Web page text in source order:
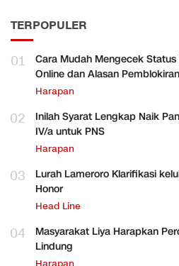
TERPOPULER
01
Cara Mudah Mengecek
Online dan Alasan
Harapan
02
Inilah Syarat Lengkap Naik
IV/a untuk PNS
Harapan
03
Lurah Lameroro Klarifikasi
Honor
Head Line
04
Masyarakat Liya Harapkan
Lindung